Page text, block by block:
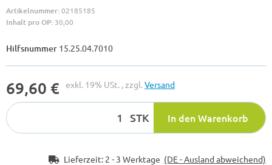
Artikelnummer:02185185
Inhalt pro OP: 30,00
Hilfsnummer 15.25.04.7010
69,60 € exkl. 19% USt. , zzgl.Versand
STK In den Warenkorb
Lieferzeit: 2 - 3 Werktage (DE - Ausland abweichend)